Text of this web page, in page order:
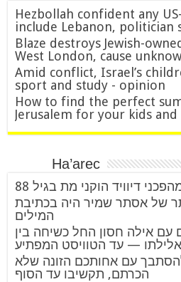
Hezbollah confident any
include Lebanon, politician
Blaze destroys Jewish-
West London, cause
Amid conflict, Israel’s
sport and study - opinion
How to find the perfect
Jerusalem for your kids and
Ha’arec
דיוויד הוקני מת בגיל 88
של אסתר שמיר היה בכתיבת
המילים
עם אילה חסון החל כשיחה בין
— עד הטוויסט המפתיע
עם אחותכם הזונה שלא
הכרתם, תקשיבו עד הסוף